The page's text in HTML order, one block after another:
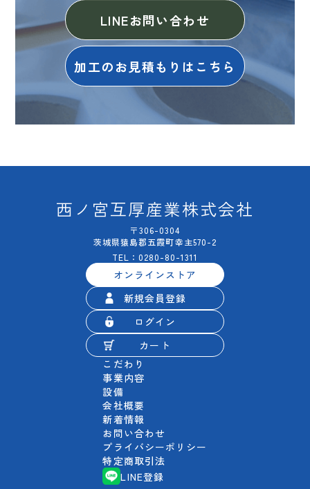
LINEお問い合わせ
加工のお見積もりはこちら
西ノ宮互厚産業株式会社
〒306-0304
茨城県猿島郡五霞町幸主570-2
TEL：0280-80-1311
こだわり
事業内容
設備
会社概要
新着情報
お問い合わせ
プライバシーポリシー
特定商取引法
LINE登録
オンラインストア
新規会員登録
ログイン
カート